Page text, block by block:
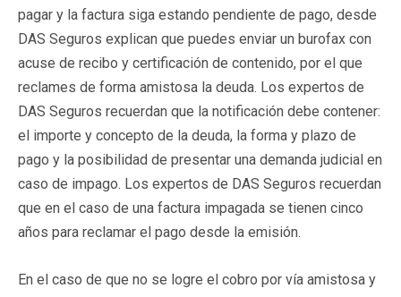
pagar y la factura siga estando pendiente de pago, desde
DAS Seguros explican que puedes enviar un burofax con
acuse de recibo y certificación de contenido, por el que
reclames de forma amistosa la deuda. Los expertos de
DAS Seguros recuerdan que la notificación debe contener:
el importe y concepto de la deuda, la forma y plazo de
pago y la posibilidad de presentar una demanda judicial en
caso de impago. Los expertos de DAS Seguros recuerdan
que en el caso de una factura impagada se tienen cinco
años para reclamar el pago desde la emisión.
En el caso de que no se logre el cobro por vía amistosa y